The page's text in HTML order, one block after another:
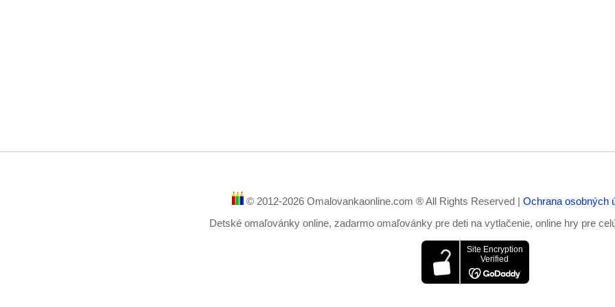
© 2012-2026 Omalovankaonline.com ® All Rights Reserved | Ochrana osobných
Detské omaľovánky online, zadarmo omaľovánky pre deti na vytlačenie, online hry pre